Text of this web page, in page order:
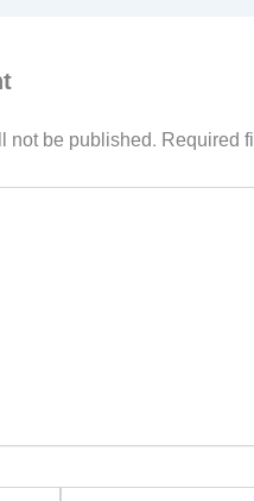
not be published. Required